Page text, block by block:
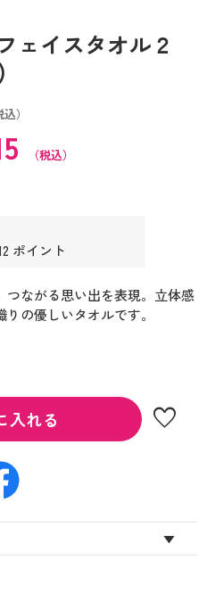
ェイスタオル２
込）
（税込）
ポイント
つながる思い出を表現。立体感
の優しいタオルです。
入れる favorite